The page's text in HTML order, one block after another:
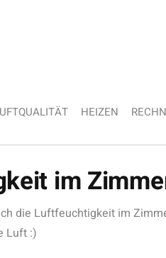
HEIZEN
im
die Luftfeuchtigkeit im
Luft :)